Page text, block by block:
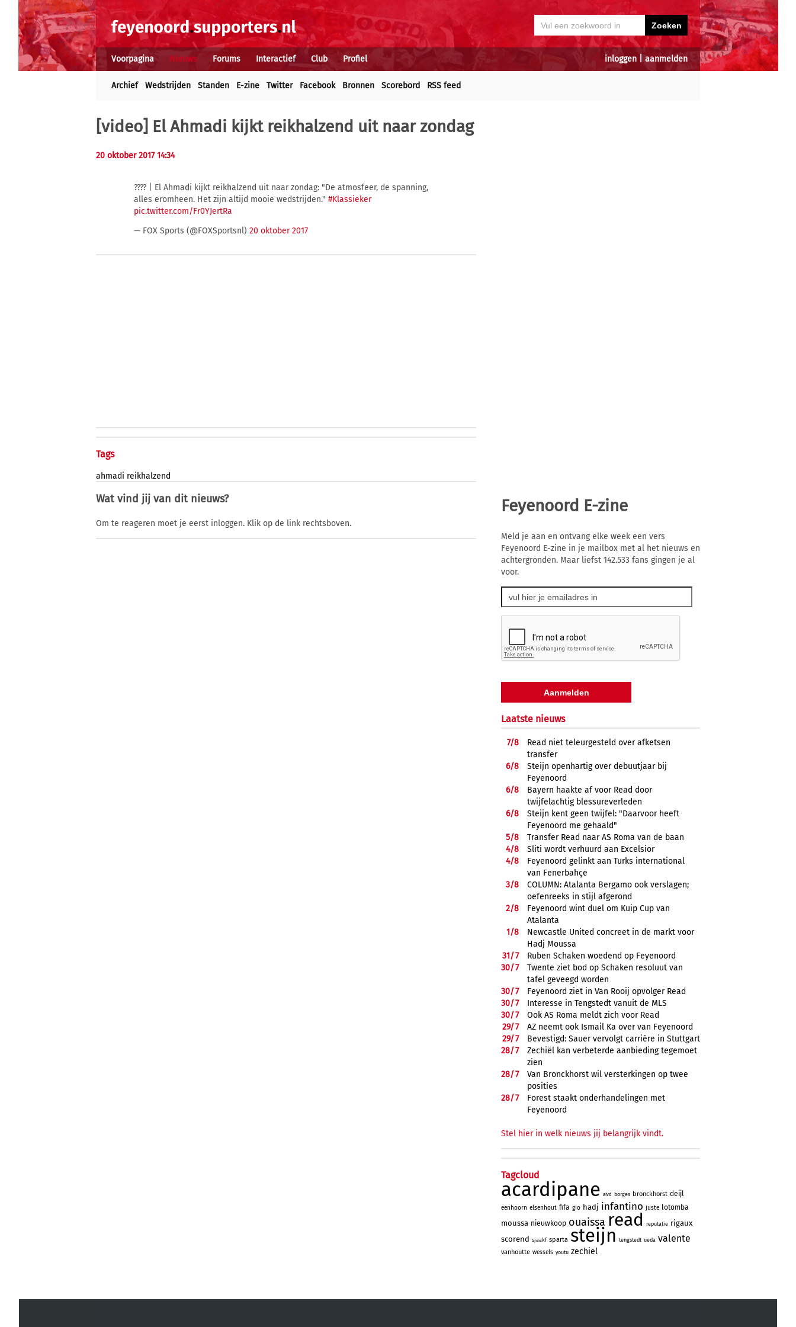
inloggen aanmelden
Voorpagina Nieuws Forums Interactief Club Profiel
Archief Wedstrijden Standen E-zine Twitter Facebook Bronnen Scorebord RSS feed
[video] El Ahmadi kijkt reikhalzend uit naar zondag
20 oktober 2017 14:34
???? | El Ahmadi kijkt reikhalzend uit naar zondag: "De atmosfeer, de spanning,
alles eromheen. Het zijn altijd mooie wedstrijden."#Klassieker
pic.twitter.com/Fr0YJertRa
— FOX Sports (@FOXSportsnl)20 oktober 2017
Tags
ahmadi reikhalzend
Wat vind jij van dit nieuws?
Om te reageren moet je eerst inloggen. Klik op de link rechtsboven.
Feyenoord E-zine
Meld je aan en ontvang elke week een vers
Feyenoord E-zine in je mailbox met al het nieuws en
achtergronden. Maar liefst 142.533 fans gingen je al
voor.
Laatste nieuws
7/8
Read niet teleurgesteld over afketsen
transfer
6/8
Steijn openhartig over debuutjaar bij
Feyenoord
6/8
Bayern haakte af voor Read door
twijfelachtig blessureverleden
6/8
Steijn kent geen twijfel: "Daarvoor heeft
Feyenoord me gehaald"
5/8
Transfer Read naar AS Roma van de baan
4/8
Sliti wordt verhuurd aan Excelsior
4/8
Feyenoord gelinkt aan Turks international
van Fenerbahçe
3/8
COLUMN: Atalanta Bergamo ook verslagen;
oefenreeks in stijl afgerond
2/8
Feyenoord wint duel om Kuip Cup van
Atalanta
1/8
Newcastle United concreet in de markt voor
Hadj Moussa
31/7
Ruben Schaken woedend op Feyenoord
30/7
Twente ziet bod op Schaken resoluut van
tafel geveegd worden
30/7
Feyenoord ziet in Van Rooij opvolger Read
30/7
Interesse in Tengstedt vanuit de MLS
30/7
Ook AS Roma meldt zich voor Read
29/7
AZ neemt ook Ismail Ka over van Feyenoord
29/7
Bevestigd: Sauer vervolgt carrière in Stuttgart
28/7
Zechiël kan verbeterde aanbieding tegemoet
zien
28/7
Van Bronckhorst wil versterkingen op twee
posities
28/7
Forest staakt onderhandelingen met
Feyenoord
Stel hier in welk nieuws jij belangrijk vindt.
Tagcloud
acardipane aivd borges bronckhorst deijl
eenhoorn elsenhout fifa gio hadj infantino juste lotomba
moussa nieuwkoop ouaissa read reputatie rigaux
scorend sjaakf sparta steijn tengstedt ueda valente
vanhoutte wessels youtu zechiel